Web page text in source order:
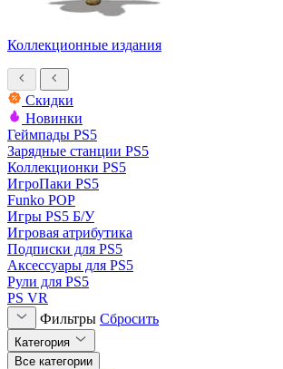
Коллекционные издания
Скидки
Новинки
Геймпады PS5
Зарядные станции PS5
Коллекционки PS5
ИгроПаки PS5
Funko POP
Игры PS5 Б/У
Игровая атрибутика
Подписки для PS5
Аксессуары для PS5
Рули для PS5
PS VR
Фильтры Сбросить
Категория
Все категории